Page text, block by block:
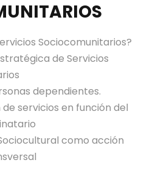
Sociocomunitarios?
de Servicios
dependientes.
servicios en función del
como acción